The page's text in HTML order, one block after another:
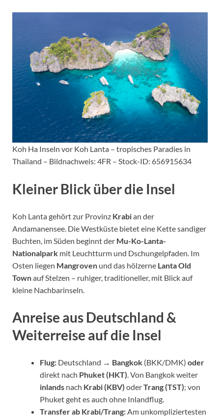
Koh Ha Inseln vor Koh Lanta – tropisches Paradies in
Thailand – Bildnachweis: 4FR – Stock-ID: 656915634
Kleiner Blick über die Insel
Koh Lanta gehört zur Provinz Krabian der
Andamanensee. Die Westküste bietet eine Kette sandiger
Buchten, im Süden beginnt der Mu-Ko-Lanta-
Nationalpark mit Leuchtturm und Dschungelpfaden. Im
Osten liegen Mangroven und das hölzerne Lanta Old
Townauf Stelzen – ruhiger, traditioneller, mit Blick auf
kleine Nachbarinseln.
Anreise aus Deutschland &
Weiterreise auf die Insel
Flug: Deutschland → Bangkok (BKK/DMK) oder
direkt nach Phuket (HKT). Von Bangkok weiter
inlands nach Krabi (KBV) oderTrang (TST); von
Phuket geht es auch ohne Inlandflug.
Transfer ab Krabi/Trang:Am unkompliziertesten